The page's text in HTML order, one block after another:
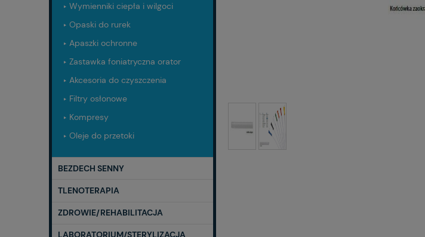
Wymienniki ciepła i wilgoci
Opaski do rurek
Apaszki ochronne
Zastawka foniatryczna orator
Akcesoria do czyszczenia
Filtry osłonowe
Kompresy
Oleje do przetoki
BEZDECH SENNY
TLENOTERAPIA
ZDROWIE/REHABILITACJA
LABORATORIUM/STERYLIZACJA